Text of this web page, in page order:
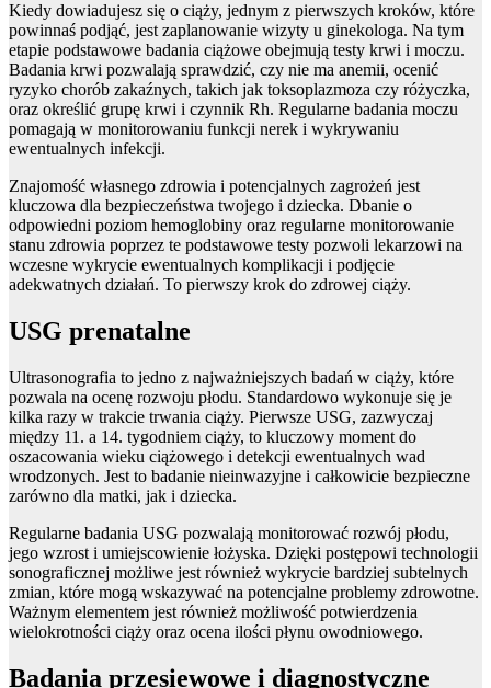
Kiedy dowiadujesz się o ciąży, jednym z pierwszych kroków, które
powinnaś podjąć, jest zaplanowanie wizyty u ginekologa. Na tym
etapie podstawowe badania ciążowe obejmują testy krwi i moczu.
Badania krwi pozwalają sprawdzić, czy nie ma anemii, ocenić
ryzyko chorób zakaźnych, takich jak toksoplazmoza czy różyczka,
oraz określić grupę krwi i czynnik Rh. Regularne badania moczu
pomagają w monitorowaniu funkcji nerek i wykrywaniu
ewentualnych infekcji.
Znajomość własnego zdrowia i potencjalnych zagrożeń jest
kluczowa dla bezpieczeństwa twojego i dziecka. Dbanie o
odpowiedni poziom hemoglobiny oraz regularne monitorowanie
stanu zdrowia poprzez te podstawowe testy pozwoli lekarzowi na
wczesne wykrycie ewentualnych komplikacji i podjęcie
adekwatnych działań. To pierwszy krok do zdrowej ciąży.
USG prenatalne
Ultrasonografia to jedno z najważniejszych badań w ciąży, które
pozwala na ocenę rozwoju płodu. Standardowo wykonuje się je
kilka razy w trakcie trwania ciąży. Pierwsze USG, zazwyczaj
między 11. a 14. tygodniem ciąży, to kluczowy moment do
oszacowania wieku ciążowego i detekcji ewentualnych wad
wrodzonych. Jest to badanie nieinwazyjne i całkowicie bezpieczne
zarówno dla matki, jak i dziecka.
Regularne badania USG pozwalają monitorować rozwój płodu,
jego wzrost i umiejscowienie łożyska. Dzięki postępowi technologii
sonograficznej możliwe jest również wykrycie bardziej subtelnych
zmian, które mogą wskazywać na potencjalne problemy zdrowotne.
Ważnym elementem jest również możliwość potwierdzenia
wielokrotności ciąży oraz ocena ilości płynu owodniowego.
Badania przesiewowe i diagnostyczne